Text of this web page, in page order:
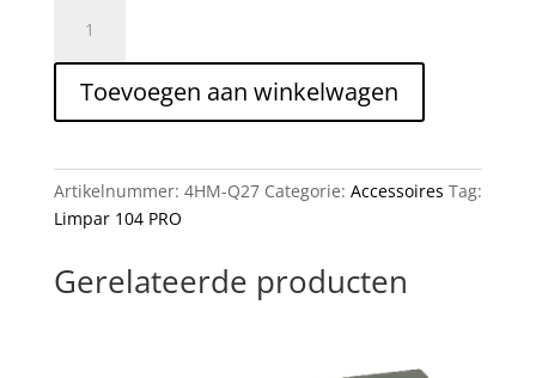
104
PRO
half
12
rijen
(set)
Toevoegen aan winkelwagen
Artikelnummer: 4HM-Q27 Categorie: Accessoires Tag:
Limpar 104 PRO
Gerelateerde producten